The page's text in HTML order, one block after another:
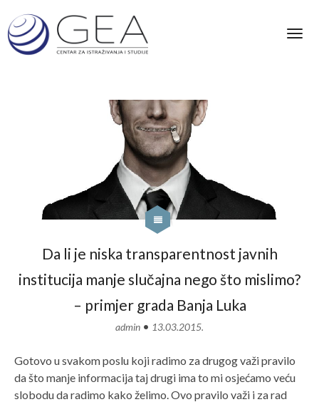
Da li je niska transparentnost javnih
institucija manje slučajna nego što mislimo?
– primjer grada Banja Luka
admin • 13.03.2015.
Gotovo u svakom poslu koji radimo za drugog važi pravilo
da što manje informacija taj drugi ima to mi osjećamo veću
slobodu da radimo kako želimo.Ovo pravilo važi i za rad